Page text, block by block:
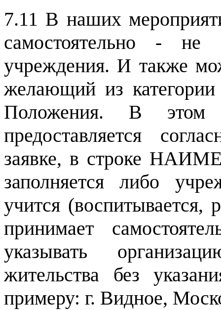
7.11 В наших
самостоятельно - не
учреждения. И также
желающий из категории
Положения. В этом
предоставляется
заявке, в строке
заполняется либо
учится (воспитывается,
принимает
указывать
жительства без
примеру: г. Видное,